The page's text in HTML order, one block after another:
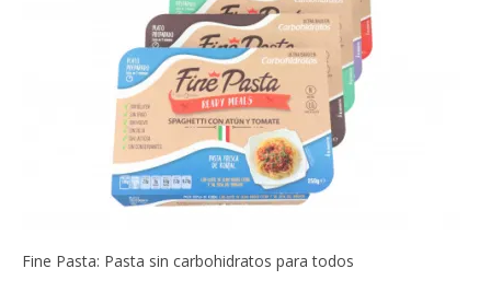
Fine Pasta: Pasta sin carbohidratos para todos